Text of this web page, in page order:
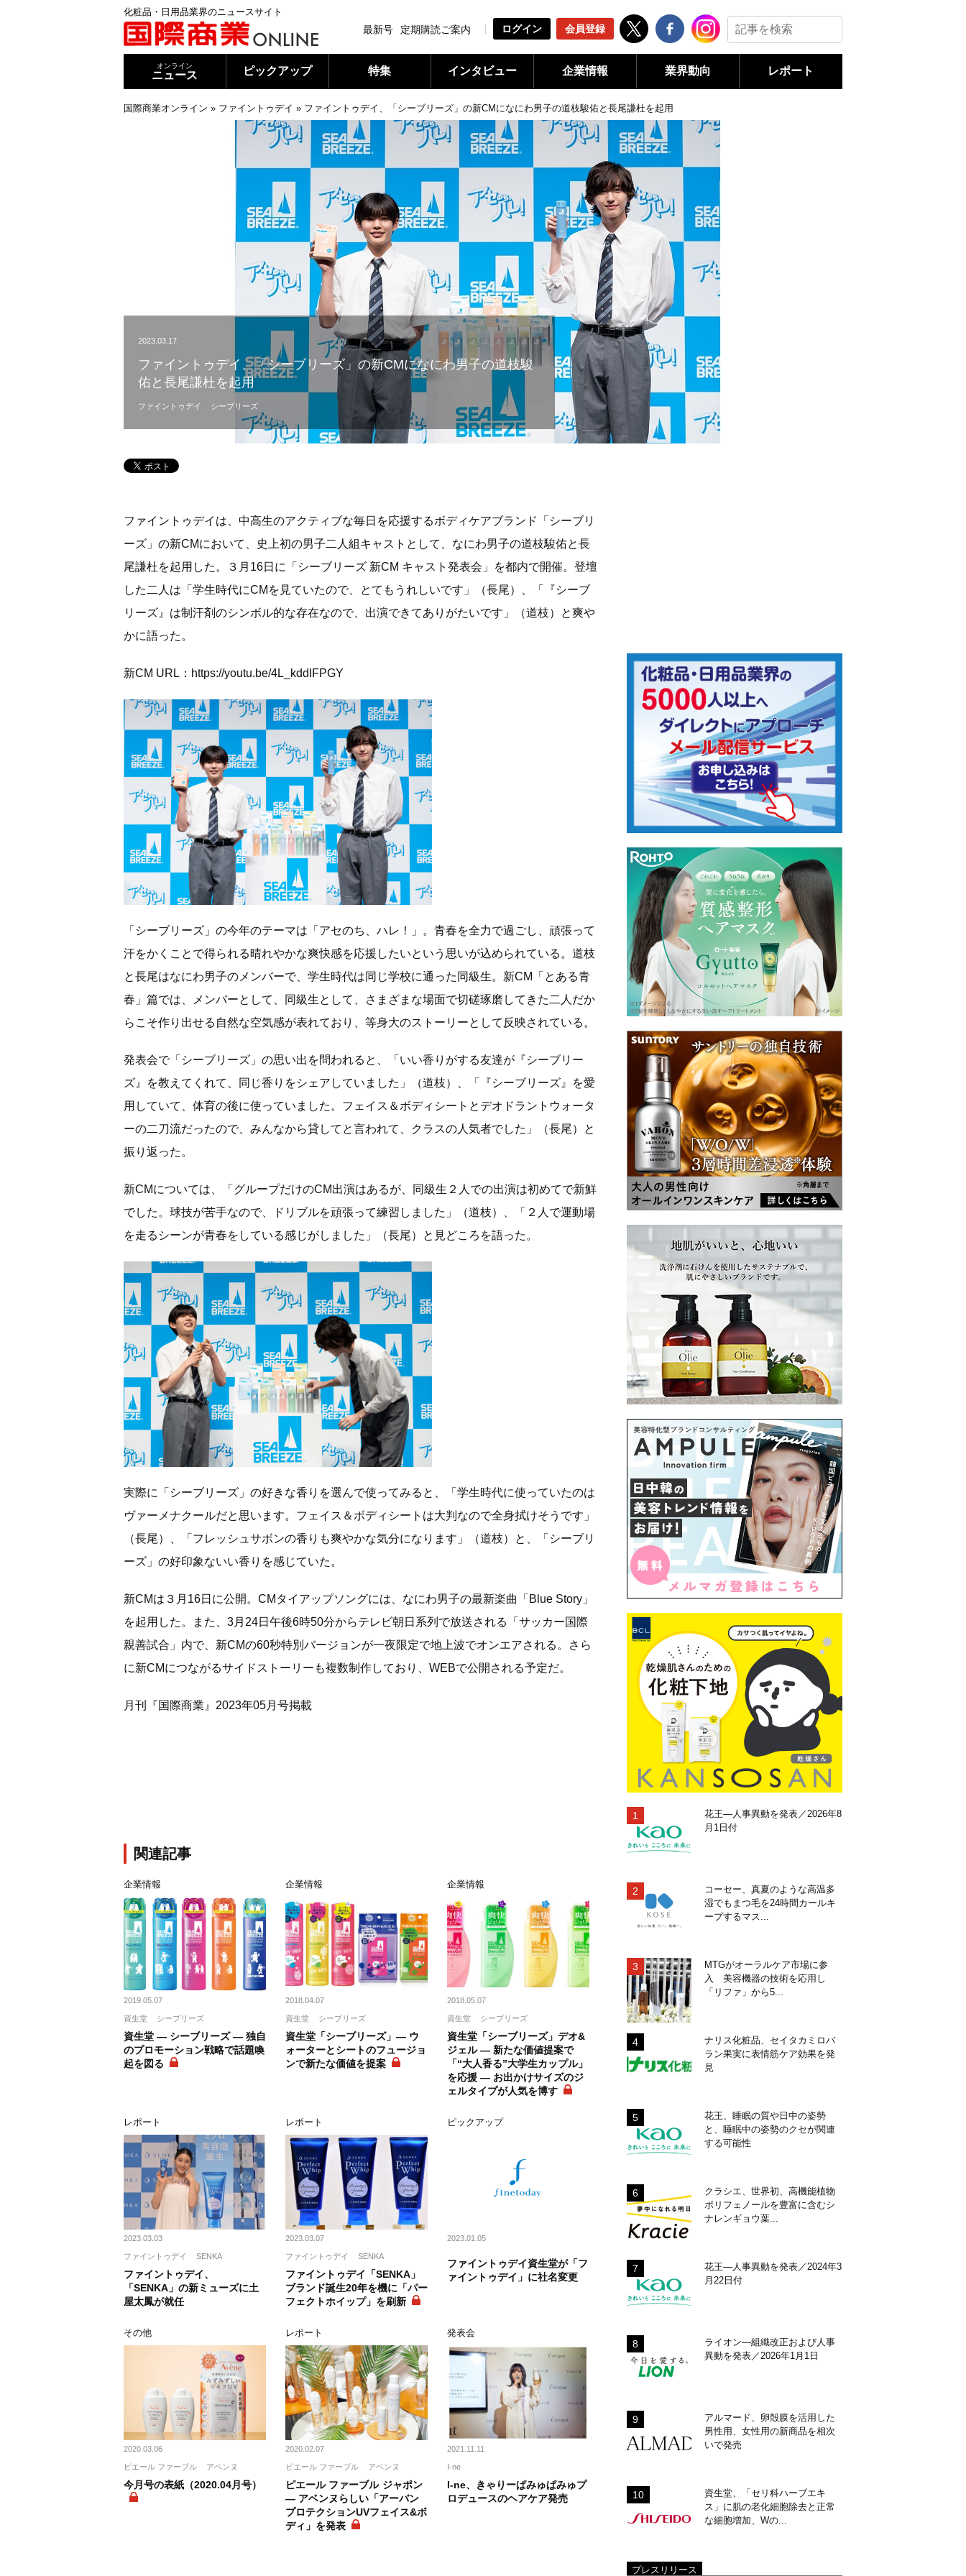
化粧品・日用品業界のニュースサイト
最新号 定期購読ご案内 ログイン 会員登録
オンライン
ニュース ピックアップ 特集 インタビュー 企業情報 業界動向 レポート
国際商業オンライン » ファイントゥデイ » ファイントゥデイ、「シーブリーズ」の新CMになにわ男子の道枝駿佑と長尾謙杜を起用
2023.03.17
ファイントゥデイ、「シーブリーズ」の新CMになにわ男子の道枝駿
佑と長尾謙杜を起用
ファイントゥデイ シーブリーズ
ファイントゥデイは、中高生のアクティブな毎日を応援するボディケアブランド「シーブリ
ーズ」の新CMにおいて、史上初の男子二人組キャストとして、なにわ男子の道枝駿佑と長
尾謙杜を起用した。３月16日に「シーブリーズ 新CM キャスト発表会」を都内で開催。登壇
した二人は「学生時代にCMを見ていたので、とてもうれしいです」（長尾）、「『シーブ
リーズ』は制汗剤のシンボル的な存在なので、出演できてありがたいです」（道枝）と爽や
かに語った。
新CM URL： https://youtu.be/4L_kddIFPGY
「シーブリーズ」の今年のテーマは「アセのち、ハレ！」。青春を全力で過ごし、頑張って
汗をかくことで得られる晴れやかな爽快感を応援したいという思いが込められている。道枝
と長尾はなにわ男子のメンバーで、学生時代は同じ学校に通った同級生。新CM「とある青
春」篇では、メンバーとして、同級生として、さまざまな場面で切磋琢磨してきた二人だか
らこそ作り出せる自然な空気感が表れており、等身大のストーリーとして反映されている。
発表会で「シーブリーズ」の思い出を問われると、「いい香りがする友達が『シーブリー
ズ』を教えてくれて、同じ香りをシェアしていました」（道枝）、「『シーブリーズ』を愛
用していて、体育の後に使っていました。フェイス＆ボディシートとデオドラントウォータ
ーの二刀流だったので、みんなから貸してと言われて、クラスの人気者でした」（長尾）と
振り返った。
新CMについては、「グループだけのCM出演はあるが、同級生２人での出演は初めてで新鮮
でした。球技が苦手なので、ドリブルを頑張って練習しました」（道枝）、「２人で運動場
を走るシーンが青春をしている感じがしました」（長尾）と見どころを語った。
実際に「シーブリーズ」の好きな香りを選んで使ってみると、「学生時代に使っていたのは
ヴァーメナクールだと思います。フェイス＆ボディシートは大判なので全身拭けそうです」
（長尾）、「フレッシュサボンの香りも爽やかな気分になります」（道枝）と、「シーブリ
ーズ」の好印象ないい香りを感じていた。
新CMは３月16日に公開。CMタイアップソングには、なにわ男子の最新楽曲「Blue Story」
を起用した。また、3月24日午後6時50分からテレビ朝日系列で放送される「サッカー国際
親善試合」内で、新CMの60秒特別バージョンが一夜限定で地上波でオンエアされる。さら
に新CMにつながるサイドストーリーも複数制作しており、WEBで公開される予定だ。
月刊『国際商業』2023年05月号掲載
関連記事
企業情報
2019.05.07
資生堂 シーブリーズ
資生堂 ― シーブリーズ ― 独自
のプロモーション戦略で話題喚
起を図る
企業情報
2018.04.07
資生堂 シーブリーズ
資生堂「シーブリーズ」― ウ
ォーターとシートのフュージョ
ンで新たな価値を提案
企業情報
2018.05.07
資生堂 シーブリーズ
資生堂「シーブリーズ」デオ&
ジェル ― 新たな価値提案で
「“大人香る”大学生カップル」
を応援 ― お出かけサイズのジ
ェルタイプが人気を博す
レポート
2023.03.03
ファイントゥデイ SENKA
ファイントゥデイ、
「SENKA」の新ミューズに土
屋太鳳が就任
レポート
2023.03.07
ファイントゥデイ SENKA
ファイントゥデイ「SENKA」
ブランド誕生20年を機に「パー
フェクトホイップ」を刷新
ピックアップ
2023.01.05
ファイントゥデイ資生堂が「フ
ァイントゥデイ」に社名変更
その他
2020.03.06
ピエール ファーブル アベンヌ
今月号の表紙（2020.04月号）
レポート
2020.02.07
ピエール ファーブル アベンヌ
ピエール ファーブル ジャポン
― アベンヌらしい「アーバン
プロテクションUVフェイス&ボ
ディ」を発表
発表会
2021.11.11
I-ne
I-ne、きゃりーぱみゅぱみゅプ
ロデュースのヘアケア発売
花王―人事異動を発表／2026年8
月1日付
コーセー、真夏のような高温多
湿でもまつ毛を24時間カールキ
ープするマス...
MTGがオーラルケア市場に参
入 美容機器の技術を応用し
「リファ」から5...
ナリス化粧品、セイタカミロバ
ラン果実に表情筋ケア効果を発
見
花王、睡眠の質や日中の姿勢
と、睡眠中の姿勢のクセが関連
する可能性
クラシエ、世界初、高機能植物
ポリフェノールを豊富に含むシ
ナレンギョウ葉...
花王―人事異動を発表／2024年3
月22日付
ライオン―組織改正および人事
異動を発表／2026年1月1日
アルマード、卵殻膜を活用した
男性用、女性用の新商品を相次
いで発売
資生堂、「セリ科ハーブエキ
ス」に肌の老化細胞除去と正常
な細胞増加、Wの...
プレスリリース